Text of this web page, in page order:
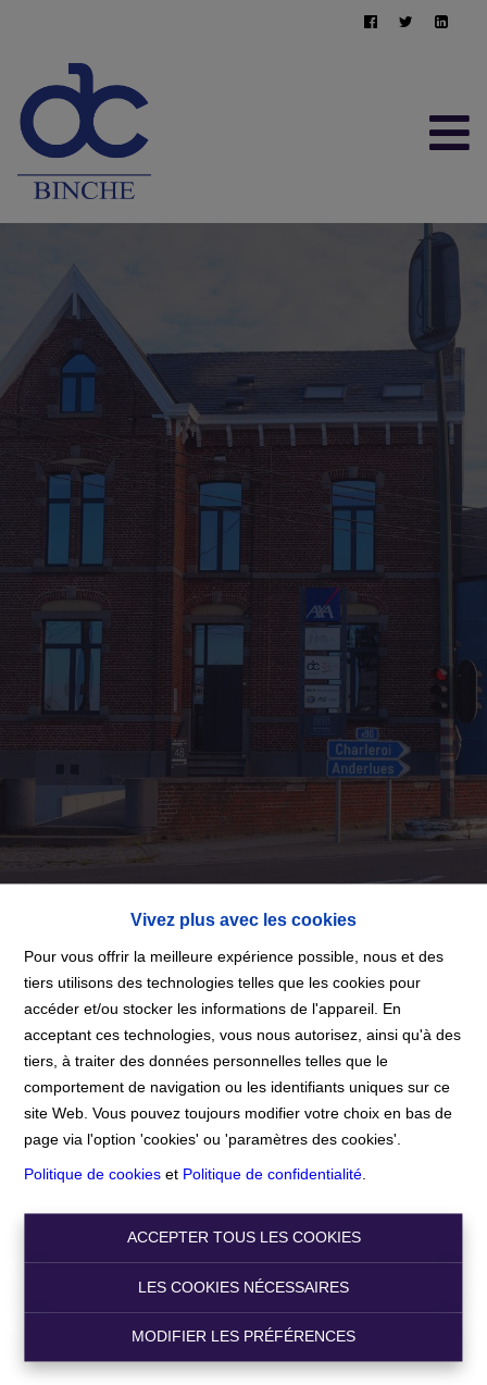
Vivez plus avec les cookies
Pour vous offrir la meilleure expérience possible, nous et des
tiers utilisons des technologies telles que les cookies pour
accéder et/ou stocker les informations de l'appareil. En
acceptant ces technologies, vous nous autorisez, ainsi qu'à des
tiers, à traiter des données personnelles telles que le
comportement de navigation ou les identifiants uniques sur ce
site Web. Vous pouvez toujours modifier votre choix en bas de
page via l'option 'cookies' ou 'paramètres des cookies'.
Politique de cookies et Politique de confidentialité.
ACCEPTER TOUS LES COOKIES
LES COOKIES NÉCESSAIRES
MODIFIER LES PRÉFÉRENCES
À VENDRE
ESTIMATION GRATUITE
064/22.95.10
immo@afimma.be
Accueil
Accueil